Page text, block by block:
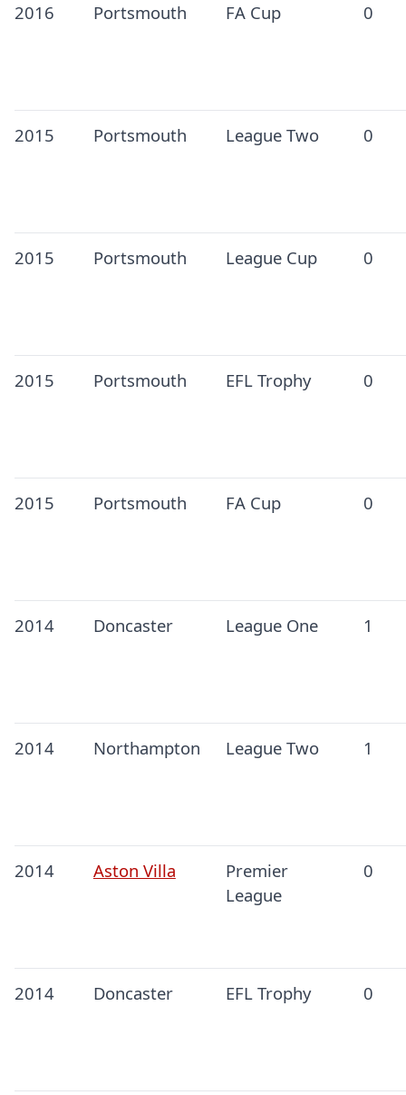
2016 Portsmouth FA Cup 0
2015 Portsmouth League Two 0
2015 Portsmouth League Cup 0
2015 Portsmouth EFL Trophy 0
2015 Portsmouth FA Cup 0
2014 Doncaster League One 1
2014 Northampton League Two 1
2014 Aston Villa
Premier
League
0
2014 Doncaster EFL Trophy 0